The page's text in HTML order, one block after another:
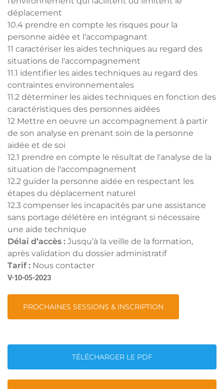
déplacement
10.4 prendre en compte les risques pour la
personne aidée et l'accompagnant
11 caractériser les aides techniques au regard des
situations de l'accompagnement
11.1 identifier les aides techniques au regard des
contraintes environnementales
11.2 déterminer les aides techniques en fonction des
caractéristiques des personnes aidées
12 Mettre en oeuvre un accompagnement à partir
de son analyse en prenant soin de la personne
aidée et de soi
12.1 prendre en compte le résultat de l'analyse de la
situation de l'accompagnement
12.2 guider la personne aidée en respectant les
étapes du déplacement naturel
12.3 compenser les incapacités par une assistance
sans portage délétère en intégrant si nécessaire
une aide technique
Délai d’accès : Jusqu’à la veille de la formation,
après validation du dossier administratif
Tarif : Nous contacter
V-10-05-2023
PROCHAINES SESSIONS & INSCRIPTION
TÉLÉCHARGER LE PDF